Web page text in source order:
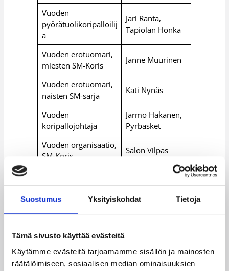
Suostumus Yksityiskohdat Tietoja
Tämä sivusto käyttää evästeitä
Käytämme evästeitä tarjoamamme sisällön ja mainosten
räätälöimiseen, sosiaalisen median ominaisuuksien
Vuoden
pyörätuolikoripalloilij
a
Jari Ranta,
Tapiolan Honka
Vuoden erotuomari,
miesten SM-Koris
Janne Muurinen
Vuoden erotuomari,
naisten SM-sarja
Kati Nynäs
Vuoden
koripallojohtaja
Jarmo Hakanen,
Pyrbasket
Vuoden organisaatio,
SM-Koris
Salon Vilpas
Koris
Vuoden MTV3-
joukkue, SM-Koris
Lappeenrannan
NMKY
Fair Play -palkinto,
miehet (Framin pytty)
Fair Play -palkinto,